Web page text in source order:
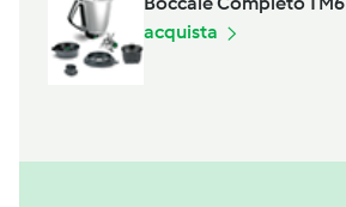
acquista